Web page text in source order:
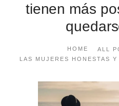
tienen más
HOME ALL
LAS MUJERES HONESTAS